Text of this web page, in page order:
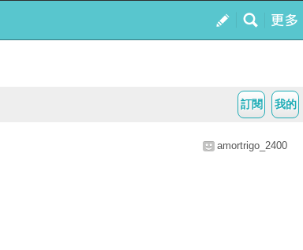
我的
訂閱
amortrigo_2400